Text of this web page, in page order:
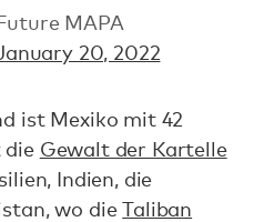
MAPA
20, 2022
ist Mexiko mit 42
die Gewalt der Kartelle
Indien, die
wo dieTaliban